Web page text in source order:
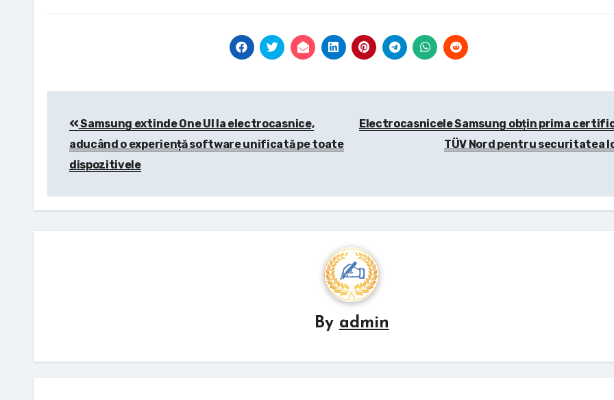
navigation
Samsung extinde One UI la electrocasnice,
aducând o experiență software unificată pe toate
dispozitivele
Electrocasnicele Samsung obțin prima
TÜV Nord pentru securitatea
By admin